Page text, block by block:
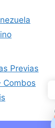
Previas
Combos